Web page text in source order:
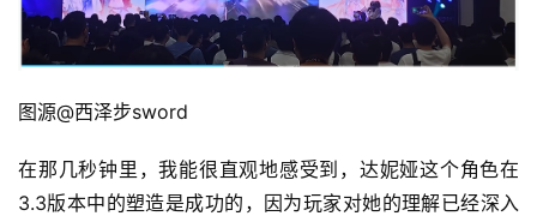
图源@西泽步sword
在那几秒钟里，我能很直观地感受到，达妮娅这个角色在
3.3版本中的塑造是成功的，因为玩家对她的理解已经深入